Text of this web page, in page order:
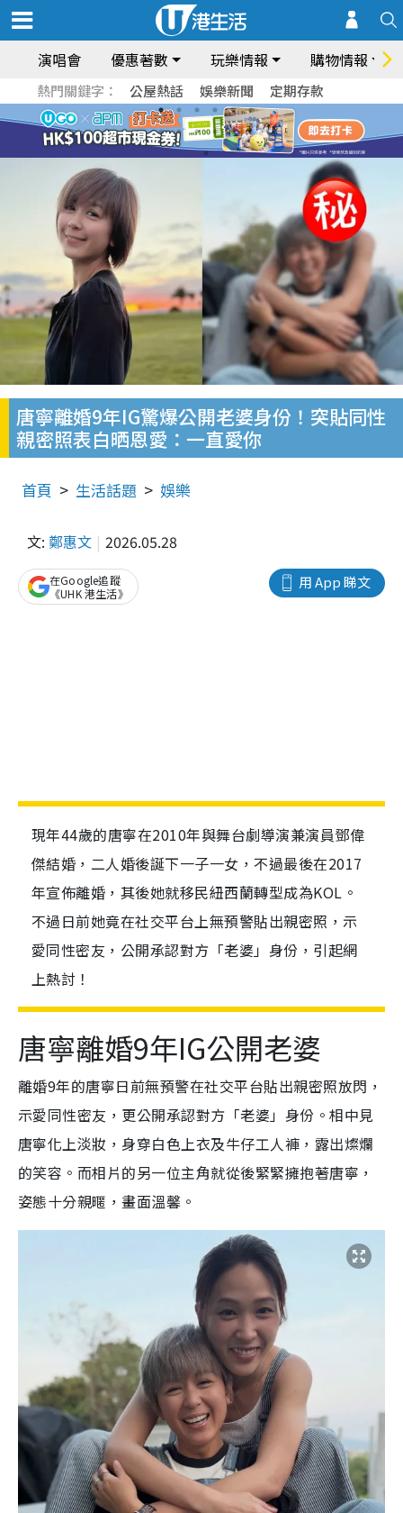
演唱會 優惠著數 玩樂情報 購物情報
熱門關鍵字： 公屋熱話 娛樂新聞 定期存款
唐寧離婚9年IG驚爆公開老婆身份！突貼同性
親密照表白晒恩愛：一直愛你
首頁 生活話題 娛樂
文: 鄭惠文 2026.05.28
用 App 睇文
在Google追蹤
《UHK 港生活》
現年44歲的唐寧在2010年與舞台劇導演兼演員鄧偉
傑結婚，二人婚後誕下一子一女，不過最後在2017
年宣佈離婚，其後她就移民紐西蘭轉型成為KOL。
不過日前她竟在社交平台上無預警貼出親密照，示
愛同性密友，公開承認對方「老婆」身份，引起網
上熱討！
唐寧離婚9年IG公開老婆
離婚9年的唐寧日前無預警在社交平台貼出親密照放閃，
示愛同性密友，更公開承認對方「老婆」身份。相中見
唐寧化上淡妝，身穿白色上衣及牛仔工人褲，露出燦爛
的笑容。而相片的另一位主角就從後緊緊擁抱著唐寧，
姿態十分親暱，畫面溫馨。